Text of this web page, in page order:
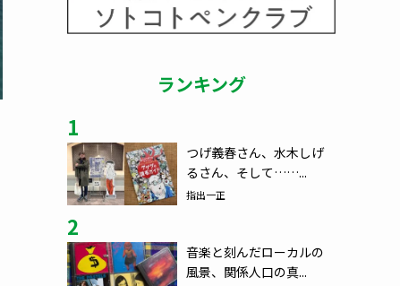
ランキング
1
つげ義春さん、水木しげ
るさん、そして……...
指出一正
2
音楽と刻んだローカルの
風景、関係人口の真...